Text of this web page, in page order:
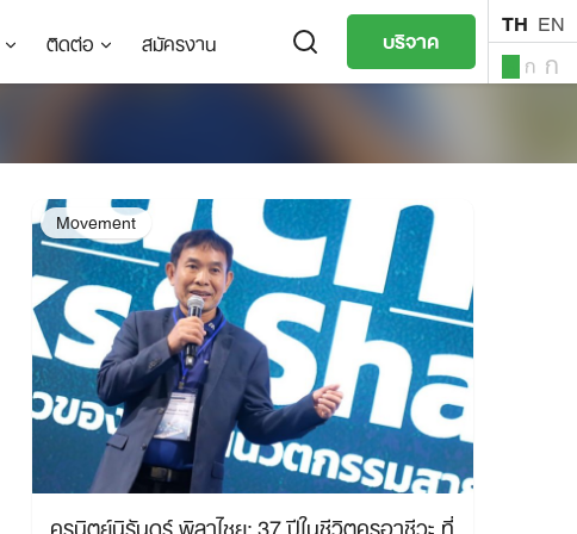
ติดต่อ สมัครงาน บริจาค TH EN
ก ก
Movement
ครูนิตย์นิรันดร์ พิลาไชย: 37 ปีในชีวิตครูอาชีวะ ที่